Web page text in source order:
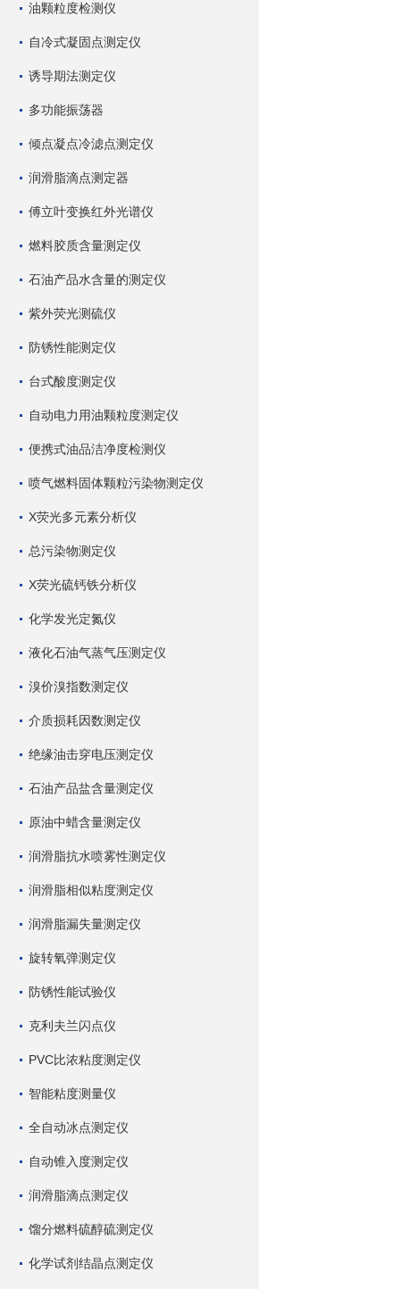
油颗粒度检测仪
自冷式凝固点测定仪
诱导期法测定仪
多功能振荡器
倾点凝点冷滤点测定仪
润滑脂滴点测定器
傅立叶变换红外光谱仪
燃料胶质含量测定仪
石油产品水含量的测定仪
紫外荧光测硫仪
防锈性能测定仪
台式酸度测定仪
自动电力用油颗粒度测定仪
便携式油品洁净度检测仪
喷气燃料固体颗粒污染物测定仪
X荧光多元素分析仪
总污染物测定仪
X荧光硫钙铁分析仪
化学发光定氮仪
液化石油气蒸气压测定仪
溴价溴指数测定仪
介质损耗因数测定仪
绝缘油击穿电压测定仪
石油产品盐含量测定仪
原油中蜡含量测定仪
润滑脂抗水喷雾性测定仪
润滑脂相似粘度测定仪
润滑脂漏失量测定仪
旋转氧弹测定仪
防锈性能试验仪
克利夫兰闪点仪
PVC比浓粘度测定仪
智能粘度测量仪
全自动冰点测定仪
自动锥入度测定仪
润滑脂滴点测定仪
馏分燃料硫醇硫测定仪
化学试剂结晶点测定仪